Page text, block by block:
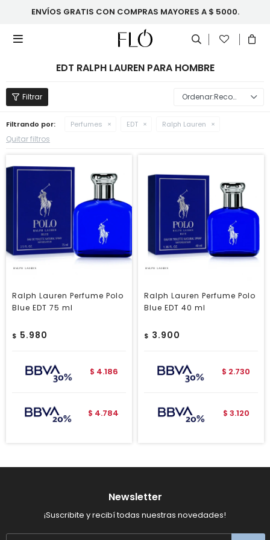
ENVÍOS GRATIS CON COMPRAS MAYORES A $ 5000.

EDT RALPH LAUREN PARA HOMBRE
Recomendados
Filtrando por: Perfumes EDT Ralph Lauren
Quitar filtros
Ralph Lauren Perfume Polo
Blue EDT 75 ml
$ 5.980
$ 4.186
$ 4.784
Ralph Lauren Perfume Polo
Blue EDT 40 ml
$ 3.900
$ 2.730
$ 3.120
Newsletter
¡Suscribite y recibí todas nuestras novedades!